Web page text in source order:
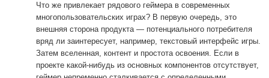
Что же привлекает рядового геймера в современных
многопользовательских играх? В первую очередь, это
внешняя сторона продукта — потенциального потребителя
вряд ли заинтересует, например, текстовый интерфейс игры.
Затем вселенная, контент и простота освоения. Если в
проекте какой-нибудь из основных компонентов отсутствует,